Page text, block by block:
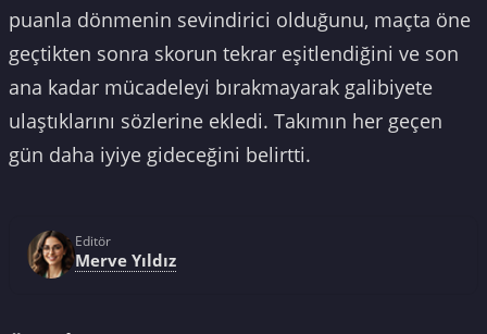
puanla dönmenin sevindirici olduğunu, maçta öne
geçtikten sonra skorun tekrar eşitlendiğini ve son
ana kadar mücadeleyi bırakmayarak galibiyete
ulaştıklarını sözlerine ekledi. Takımın her geçen
gün daha iyiye gideceğini belirtti.
Editör
Merve Yıldız